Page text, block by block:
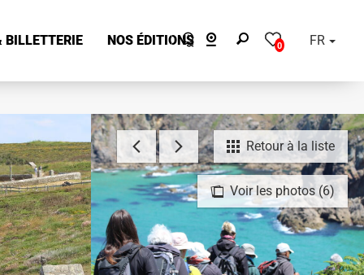
0 FR
BILLETTERIE NOS ÉDITIONS
Voir les photos (6)
Retour à la liste